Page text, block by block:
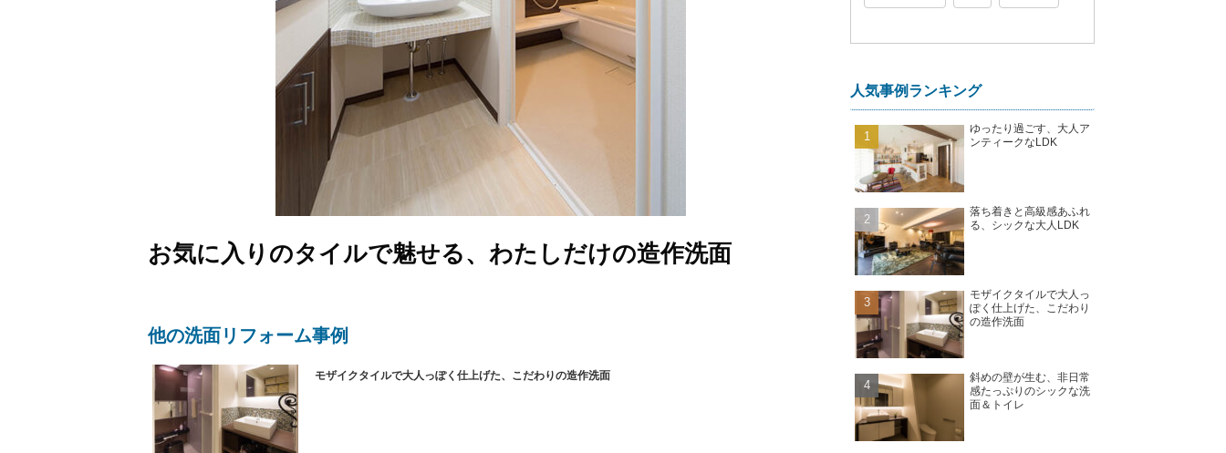
お気に入りのタイルで魅せる、わたしだけの造作洗面
他の洗面リフォーム事例
モザイクタイルで大人っぽく仕上げた、こだわりの造作洗面
人気事例ランキング
ゆったり過ごす、大人ア
ンティークなLDK
落ち着きと高級感あふれ
る、シックな大人LDK
モザイクタイルで大人っ
ぽく仕上げた、こだわり
の造作洗面
斜めの壁が生む、非日常
感たっぷりのシックな洗
面＆トイレ